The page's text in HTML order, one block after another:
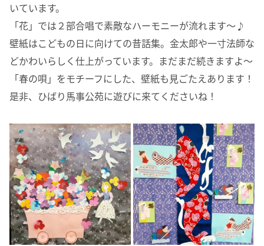
いています。
「花」では２部合唱で素敵なハーモニーが流れます～♪
壁紙はこどもの日に向けての昔話集。金太郎や一寸法師な
どかわいらしく仕上がっています。まだまだ続きますよ～
「春の唄」をモチーフにした、壁紙も見ごたえあります！
是非、ひばり馬事公苑に遊びに来てくださいね！